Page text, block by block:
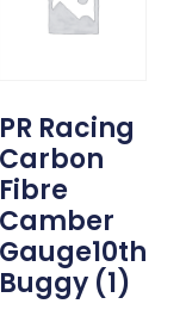
PR Racing
Carbon
Fibre
Camber
Gauge10th
Buggy (1)